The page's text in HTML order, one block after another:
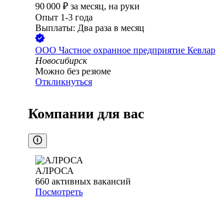
90 000 ₽ за месяц, на руки
Опыт 1-3 года
Выплаты: Два раза в месяц
ООО Частное охранное предприятие Кевлар
Новосибирск
Можно без резюме
Откликнуться
Компании для вас
АЛРОСА
660 активных вакансий
Посмотреть